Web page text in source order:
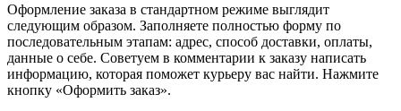
Оформление заказа в стандартном режиме выглядит
следующим образом. Заполняете полностью форму по
последовательным этапам: адрес, способ доставки, оплаты,
данные о себе. Советуем в комментарии к заказу написать
информацию, которая поможет курьеру вас найти. Нажмите
кнопку «Оформить заказ».